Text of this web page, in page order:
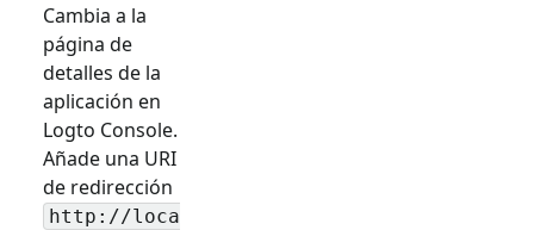
Cambia a la
página de
detalles de la
aplicación en
Logto Console.
Añade una URI
de redirección
http://loca